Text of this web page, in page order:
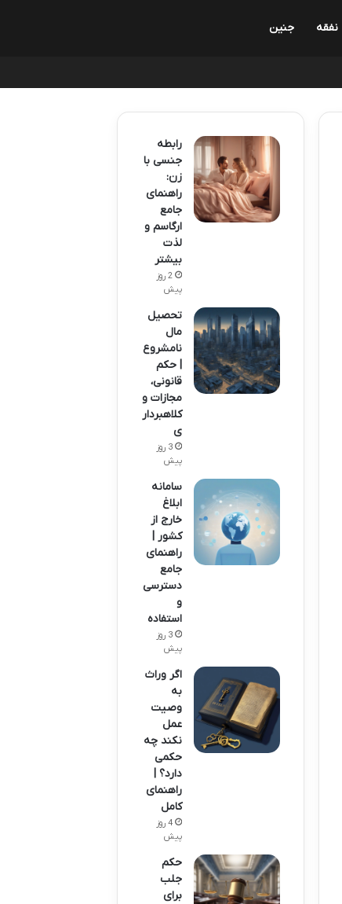
نفقه جنین
رابطه
جنسی با
زن:
راهنمای
جامع
ارگاسم و
لذت
بیشتر
2 روز
پیش
تحصیل
مال
نامشروع
| حکم
قانونی،
مجازات و
کلاهبردار
ی
3 روز
پیش
سامانه
ابلاغ
خارج از
کشور |
راهنمای
جامع
دسترسی
و
استفاده
3 روز
پیش
اگر وراث
به
وصیت
عمل
نکند چه
حکمی
دارد؟ |
راهنمای
کامل
4 روز
پیش
حکم
جلب
برای